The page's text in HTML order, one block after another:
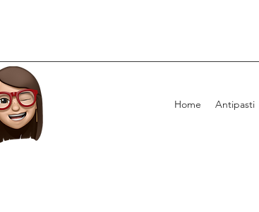
Home Antipasti